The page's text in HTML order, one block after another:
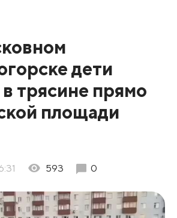
дети
трясине прямо
площади
593 0